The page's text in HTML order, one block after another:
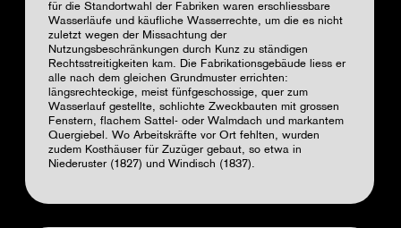
für die Standortwahl der Fabriken waren erschliessbare
Wasserläufe und käufliche Wasserrechte, um die es nicht
zuletzt wegen der Missachtung der
Nutzungsbeschränkungen durch Kunz zu ständigen
Rechtsstreitigkeiten kam. Die Fabrikationsgebäude liess er
alle nach dem gleichen Grundmuster errichten:
längsrechteckige, meist fünfgeschossige, quer zum
Wasserlauf gestellte, schlichte Zweckbauten mit grossen
Fenstern, flachem Sattel- oder Walmdach und markantem
Quergiebel. Wo Arbeitskräfte vor Ort fehlten, wurden
zudem Kosthäuser für Zuzüger gebaut, so etwa in
Niederuster (1827) und Windisch (1837).